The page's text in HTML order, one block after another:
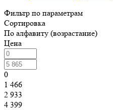
Фильтр по параметрам
Сортировка
По алфавиту (возрастание)
Цена
0
1 466
2 933
4 399